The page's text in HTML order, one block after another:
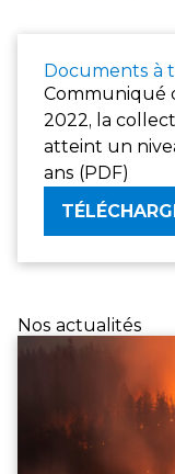
Documents à
Communiqué
2022, la
atteint un
ans (PDF)
Nos actualités